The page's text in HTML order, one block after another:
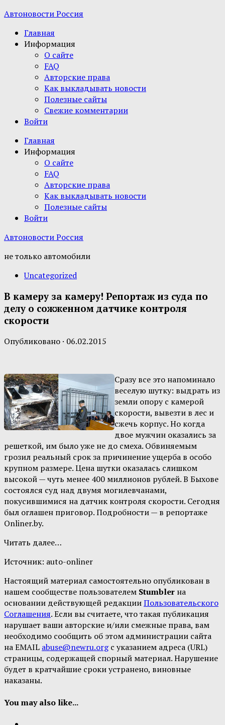
Автоновости Россия
Главная
Информация
О сайте
FAQ
Авторские права
Как выкладывать новости
Полезные сайты
Свежие комментарии
Войти
Главная
Информация
О сайте
FAQ
Авторские права
Как выкладывать новости
Полезные сайты
Войти
Автоновости Россия
не только автомобили
Uncategorized
В камеру за камеру! Репортаж из суда по
делу о сожженном датчике контроля
скорости
Опубликовано · 06.02.2015
Сразу все это напоминало
веселую шутку: выдрать из
земли опору с камерой
скорости, вывезти в лес и
сжечь корпус. Но когда
двое мужчин оказались за
решеткой, им было уже не до смеха. Обвиняемым
грозил реальный срок за причинение ущерба в особо
крупном размере. Цена шутки оказалась слишком
высокой — чуть менее 400 миллионов рублей. В Быхове
состоялся суд над двумя могилевчанами,
покусившимися на датчик контроля скорости. Сегодня
был оглашен приговор. Подробности — в репортаже
Onliner.by.
Читать далее…
Источник: auto-onliner
Настоящий материал самостоятельно опубликован в
нашем сообществе пользователем Stumbler на
основании действующей редакцииПользовательского
Соглашения. Если вы считаете, что такая публикация
нарушает ваши авторские и/или смежные права, вам
необходимо сообщить об этом администрации сайта
на EMAIL abuse@newru.orgс указанием адреса (URL)
страницы, содержащей спорный материал. Нарушение
будет в кратчайшие сроки устранено, виновные
наказаны.
You may also like...